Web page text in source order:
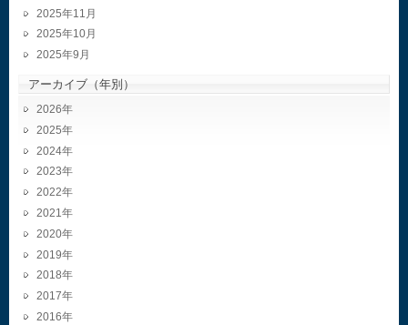
2025年11月
2025年10月
2025年9月
アーカイブ（年別）
2026
2025
2024
2023
2022
2021
2020
2019
2018
2017
2016